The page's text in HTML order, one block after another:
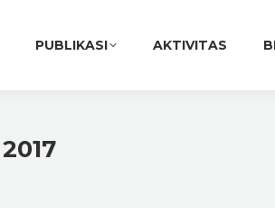
PUBLIKASI AKTIVITAS
2017